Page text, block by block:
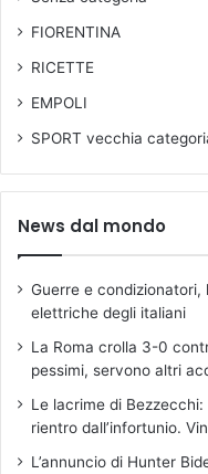
FIORENTINA
RICETTE
EMPOLI
SPORT vecchia
News dal mondo
Guerre e condizionatori,
elettriche degli italiani
La Roma crolla 3-0
pessimi, servono altri
Le lacrime di
rientro dall’infortunio.
L’annuncio di Hunter